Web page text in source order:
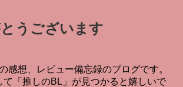
うございます
感想、レビュー備忘録のブログです。
て「推しのBL」が見つかると嬉しいで